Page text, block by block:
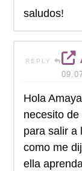
saludos!
REPLY
Hola
necesito
para salir a
como me
ella